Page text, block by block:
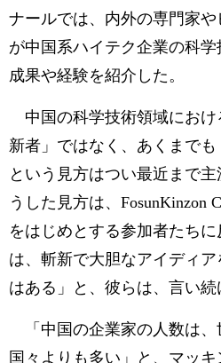
ナールでは、内外の専門家
が中国系ハイテク企業の科
成果や経験を紹介した。
中国の科学技術領域におけ
新者」ではなく、あくまで
という見方はつい最近まで
うした見方は、FosunKinzon
をはじめとする参加者たち
は、斬新で大胆なアイディ
はある」と、彼らは、言い続
「中国の企業家の人数は、
国々よりも多い」と、マッ